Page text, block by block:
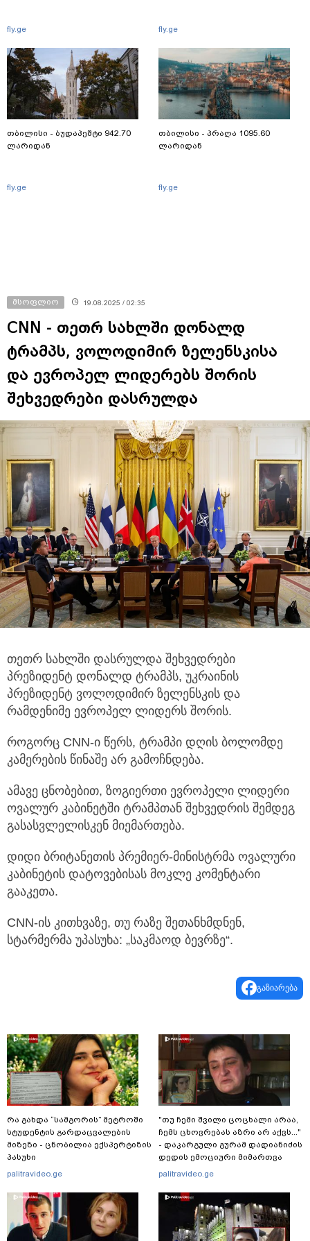
fly.ge
თბილისი - ბუდაპეშტი 942.70
ლარიდან
fly.ge
fly.ge
თბილისი - პრაღა 1095.60
ლარიდან
fly.ge
მსოფლიო 19.08.2025 / 02:35
CNN - თეთრ სახლში დონალდ
ტრამპს, ვოლოდიმირ ზელენსკისა
და ევროპელ ლიდერებს შორის
შეხვედრები დასრულდა
თეთრ სახლში დასრულდა შეხვედრები
პრეზიდენტ დონალდ ტრამპს, უკრაინის
პრეზიდენტ ვოლოდიმირ ზელენსკის და
რამდენიმე ევროპელ ლიდერს შორის.
როგორც CNN-ი წერს, ტრამპი დღის ბოლომდე
კამერების წინაშე არ გამოჩნდება.
ამავე ცნობებით, ზოგიერთი ევროპელი ლიდერი
ოვალურ კაბინეტში ტრამპთან შეხვედრის შემდეგ
გასასვლელისკენ მიემართება.
დიდი ბრიტანეთის პრემიერ-მინისტრმა ოვალური
კაბინეტის დატოვებისას მოკლე კომენტარი
გააკეთა.
CNN-ის კითხვაზე, თუ რაზე შეთანხმდნენ,
სტარმერმა უპასუხა: „საკმაოდ ბევრზე“.
გაზიარება
რა გახდა “სამგორის” მეტროში
სტუდენტის გარდაცვალების
მიზეზი - ცნობილია ექსპერტიზის
პასუხი
palitravideo.ge
"თუ ჩემი შვილი ცოცხალი არაა,
ჩემს ცხოვრებას აზრი არ აქვს..."
- დაკარგული გურამ დადიანიძის
დედის ემოციური მიმართვა
palitravideo.ge